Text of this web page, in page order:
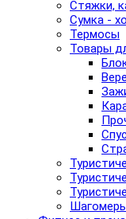
Стяжки,
Сумка -
Термосы
Товары